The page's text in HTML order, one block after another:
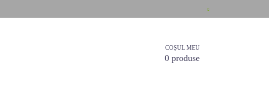
COȘUL MEU
0 produse